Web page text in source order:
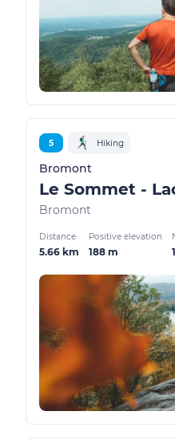
5 Hiking
Bromont
Le Sommet -
Bromont
Distance
5.66 km
Positive elevation
188 m